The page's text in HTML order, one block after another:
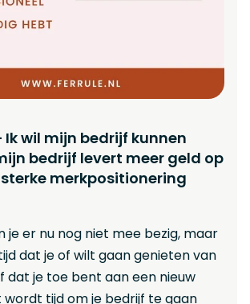
Ik wil mijn bedrijf kunnen
bedrijf levert meer geld op
merkpositionering
je er nu nog niet mee bezig, maar
dat je of wilt gaan genieten van
dat je toe bent aan een nieuw
wordt tijd om je bedrijf te gaan